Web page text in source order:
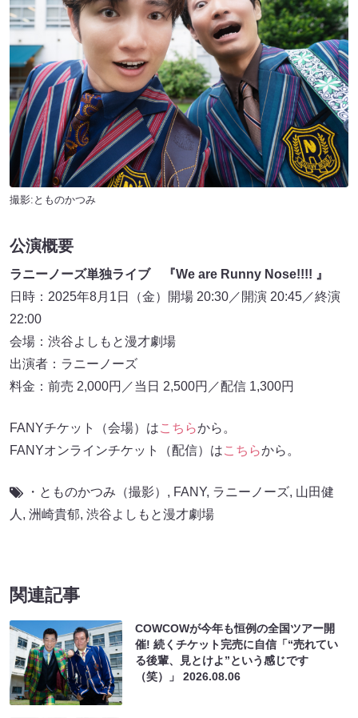
撮影:とものかつみ
公演概要
ラニーノーズ単独ライブ 『We are Runny Nose!!!! 』
日時：2025年8月1日（金）開場 20:30／開演 20:45／終演
22:00
会場：渋谷よしもと漫才劇場
出演者：ラニーノーズ
料金：前売 2,000円／当日 2,500円／配信 1,300円
FANYチケット（会場）はこちらから。
FANYオンラインチケット（配信）はこちらから。
・とものかつみ（撮影） , FANY, ラニーノーズ, 山田健
人 , 洲崎貴郁, 渋谷よしもと漫才劇場
関連記事
COWCOWが今年も恒例の全国ツアー開
催! 続くチケット完売に自信「“売れてい
る後輩、見とけよ”という感じです
（笑）」2026.08.06